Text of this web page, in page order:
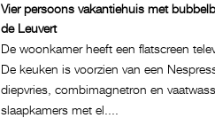
Vier persoons vakantiehuis met
de Leuvert
De woonkamer heeft een flatscreen
De keuken is voorzien van een
diepvries, combimagnetron en
slaapkamers met el....